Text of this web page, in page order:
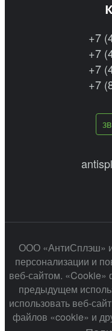
+7
+7
+7
+7
ООО «АнтиСплэш»
персонализации и
веб-сайтом.
предыдущем
использовать веб-
файлов «cookie» и